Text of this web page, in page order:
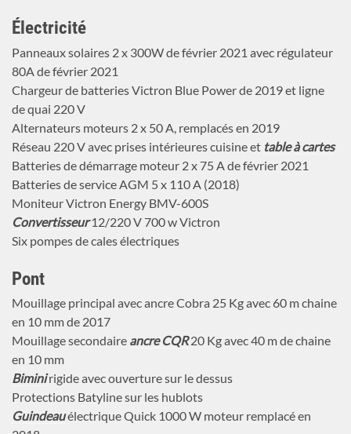
Électricité
Panneaux solaires 2 x 300W de février 2021 avec régulateur
80A de février 2021
Chargeur de batteries Victron Blue Power de 2019 et ligne
de quai 220 V
Alternateurs moteurs 2 x 50 A, remplacés en 2019
Réseau 220 V avec prises intérieures cuisine et table à cartes
Batteries de démarrage moteur 2 x 75 A de février 2021
Batteries de service AGM 5 x 110 A (2018)
Moniteur Victron Energy BMV-600S
Convertisseur12/220 V 700 w Victron
Six pompes de cales électriques
Pont
Mouillage principal avec ancre Cobra 25 Kg avec 60 m chaine
en 10 mm de 2017
Mouillage secondaire ancre CQR20 Kg avec 40 m de chaine
en 10 mm
Biminirigide avec ouverture sur le dessus
Protections Batyline sur les hublots
Guindeauélectrique Quick 1000 W moteur remplacé en